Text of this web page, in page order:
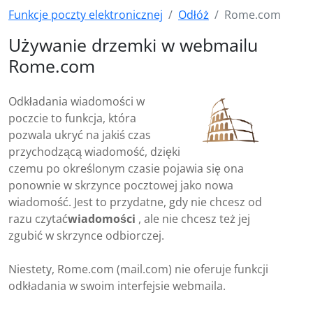
Funkcje poczty elektronicznej Odłóż Rome.com
Używanie drzemki w webmailu
Rome.com
Odkładania wiadomości w
poczcie to funkcja, która
pozwala ukryć na jakiś czas
przychodzącą wiadomość, dzięki
czemu po określonym czasie pojawia się ona
ponownie w skrzynce pocztowej jako nowa
wiadomość. Jest to przydatne, gdy nie chcesz od
razu czytaćwiadomości , ale nie chcesz też jej
zgubić w skrzynce odbiorczej.
Niestety, Rome.com (mail.com) nie oferuje funkcji
odkładania w swoim interfejsie webmaila.